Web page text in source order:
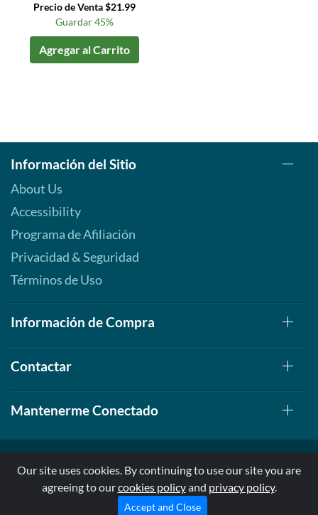
Precio de Venta $21.99
Guardar 45%
Agregar al Carrito
Información del Sitio
About Us
Accessibility
Programa de Afiliación
Privacidad & Seguridad
Términos de Uso
Información de Compra
Contactar
Mantenerme Conectado
© 1999-2026, AllStarHealth.com | All Rights Reserved
* Estas declaraciones no han sido evaluadas por la FDA
Our site uses cookies. By continuing to use our site you are
agreeing to ourcookies policyand privacy policy.
Accept and Close